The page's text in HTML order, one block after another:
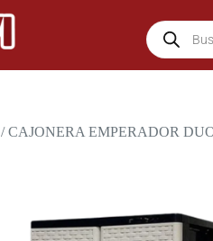
/ CAJONERA EMPERADOR